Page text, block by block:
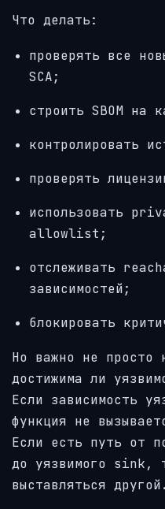
Что делать:
проверять все
SCA;
строить SBOM на
контролировать
проверять
использовать
allowlist;
отслеживать
зависимостей;
блокировать
Но важно не просто
достижима ли
Если зависимость
функция не
Если есть путь от
до уязвимого sink,
выставляться другой.